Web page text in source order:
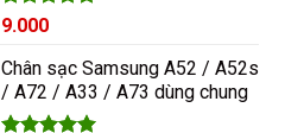
Được xếp
5 sao
9.000
Chân sạc Samsung A52 / A52s
/ A72 / A33 / A73 dùng chung